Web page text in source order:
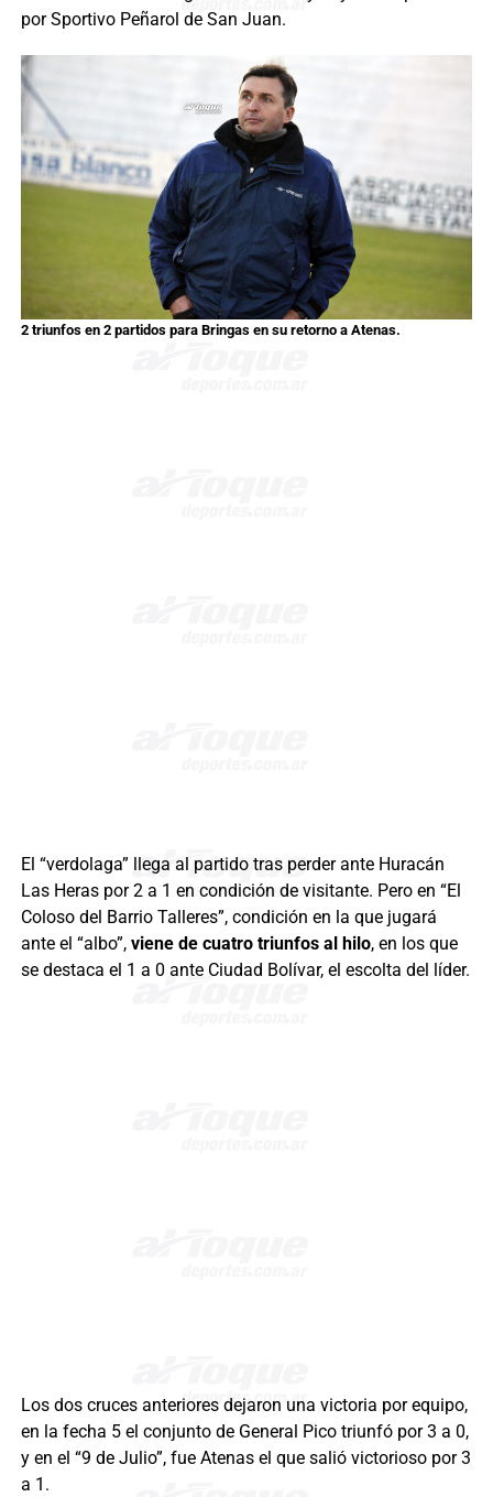
por Sportivo Peñarol de San Juan.
2 triunfos en 2 partidos para Bringas en su retorno a Atenas.
El “verdolaga” llega al partido tras perder ante Huracán
Las Heras por 2 a 1 en condición de visitante. Pero en “El
Coloso del Barrio Talleres”, condición en la que jugará
ante el “albo”, viene de cuatro triunfos al hilo, en los que
se destaca el 1 a 0 ante Ciudad Bolívar, el escolta del líder.
Los dos cruces anteriores dejaron una victoria por equipo,
en la fecha 5 el conjunto de General Pico triunfó por 3 a 0,
y en el “9 de Julio”, fue Atenas el que salió victorioso por 3
a 1.